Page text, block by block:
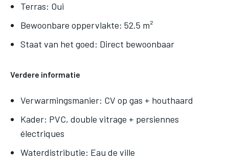
Terras: Oui
Bewoonbare oppervlakte: 52.5 m²
Staat van het goed: Direct bewoonbaar
Verdere informatie
Verwarmingsmanier: CV op gas + houthaard
Kader: PVC, double vitrage + persiennes
électriques
Waterdistributie: Eau de ville